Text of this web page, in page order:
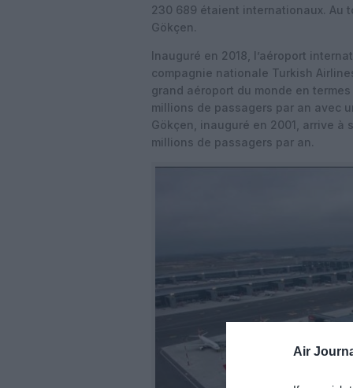
Air
230 689 étaient internationaux. Au
Gökçen.
Inauguré en 2018, l’aéroport
compagnie nationale Turkish
grand aéroport du monde en
millions de passagers par an avec
Gökçen, inauguré en 2001, arrive à
millions de passagers par an.